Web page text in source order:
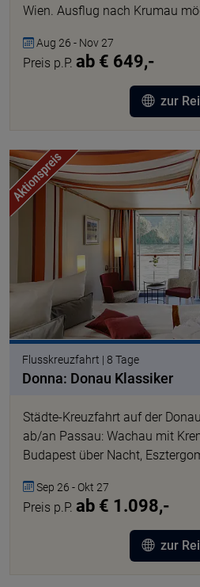
Wien. Ausflug nach Krumau
Aug 26 - Nov 27
Preis p.P. ab € 649,-
zur
Flusskreuzfahrt | 8 Tage
Donna: Donau Klassiker
Städte-Kreuzfahrt auf der
ab/an Passau: Wachau mit
Budapest über Nacht,
Sep 26 - Okt 27
Preis p.P. ab € 1.098,-
zur